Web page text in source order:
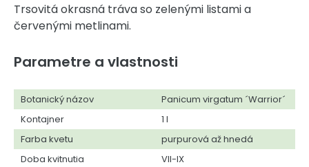
Trsovitá okrasná tráva so zelenými listami a
červenými metlinami.
Parametre a vlastnosti
Botanický názov
Panicum virgatum ´Warrior´
Kontajner
1 l
Farba kvetu
purpurová až hnedá
Doba kvitnutia
VII-IX